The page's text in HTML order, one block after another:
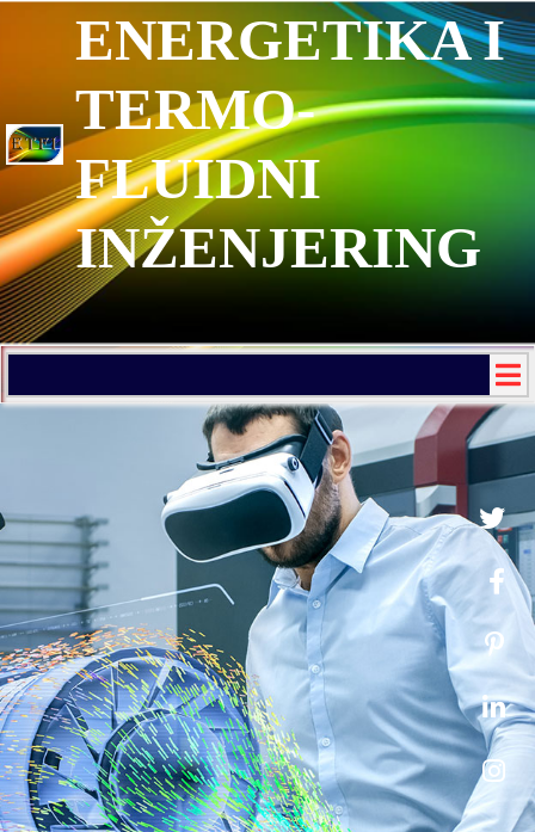
ENERGETIKA I
TERMO-
FLUIDNI
INŽENJERING